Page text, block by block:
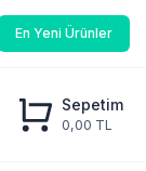
En Yeni Ürünler
Sepetim
0,00 TL